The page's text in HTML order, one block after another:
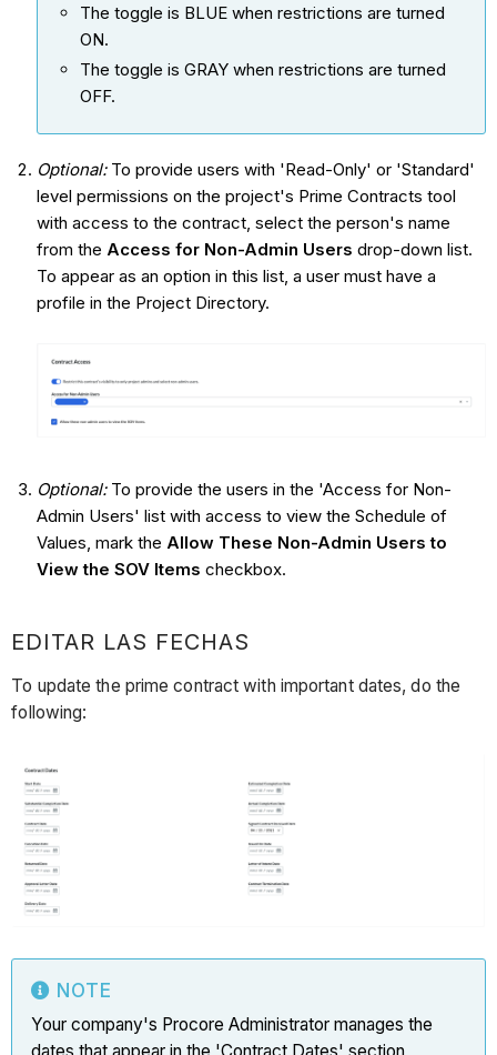
The toggle is BLUE when restrictions are turned
ON.
The toggle is GRAY when restrictions are turned
OFF.
Optional: To provide users with 'Read-Only' or 'Standard'
level permissions on the project's Prime Contracts tool
with access to the contract, select the person's name
from the Access for Non-Admin Users drop-down list.
To appear as an option in this list, a user must have a
profile in the Project Directory.
Optional: To provide the users in the 'Access for Non-
Admin Users' list with access to view the Schedule of
Values, mark the Allow These Non-Admin Users to
View the SOV Items checkbox.
EDITAR LAS FECHAS
To update the prime contract with important dates, do the
following:
NOTE
Your company's Procore Administrator manages the